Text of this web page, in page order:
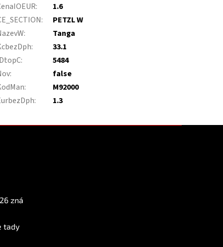
:
1.6
:
PETZL W
:
Tanga
:
33.1
:
5484
:
false
:
M92000
: 1.3
zná
tady